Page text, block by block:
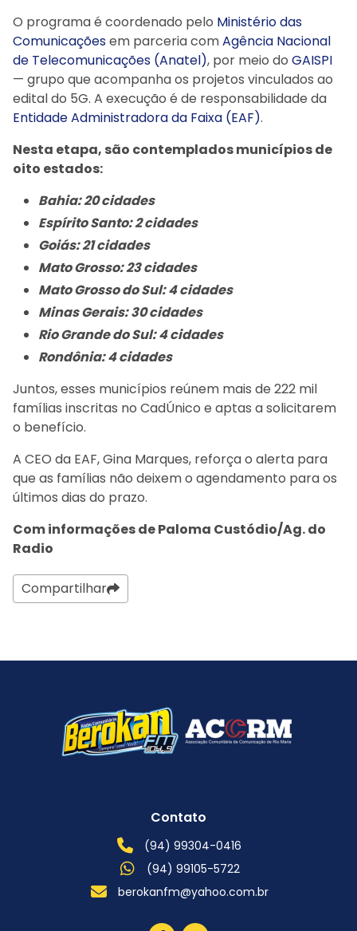
O programa é coordenado pelo Ministério das
Comunicaçõesem parceria comAgência Nacional
de Telecomunicações (Anatel), por meio do GAISPI
— grupo que acompanha os projetos vinculados ao
edital do 5G. A execução é de responsabilidade da
Entidade Administradora da Faixa (EAF).
Nesta etapa, são contemplados municípios de
oito estados:
Bahia: 20 cidades
Espírito Santo: 2 cidades
Goiás: 21 cidades
Mato Grosso: 23 cidades
Mato Grosso do Sul: 4 cidades
Minas Gerais: 30 cidades
Rio Grande do Sul: 4 cidades
Rondônia: 4 cidades
Juntos, esses municípios reúnem mais de 222 mil
famílias inscritas no CadÚnico e aptas a solicitarem
o benefício.
A CEO da EAF, Gina Marques, reforça o alerta para
que as famílias não deixem o agendamento para os
últimos dias do prazo.
Com informações de Paloma Custódio/Ag. do
Radio
Compartilhar
Contato
(94) 99304-0416
(94) 99105-5722
berokanfm@yahoo.com.br